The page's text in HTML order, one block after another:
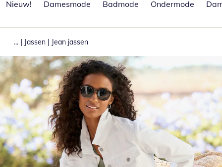
Nieuw!
Damesmode Badmode Ondermode
... | Jassen | Jean jassen